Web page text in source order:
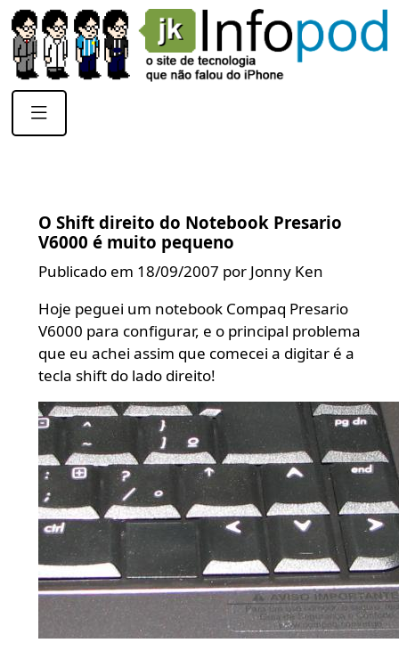
O Shift direito do Notebook Presario
V6000 é muito pequeno
Publicado em 18/09/2007 por Jonny Ken
Hoje peguei um notebook Compaq Presario
V6000 para configurar, e o principal problema
que eu achei assim que comecei a digitar é a
tecla shift do lado direito!